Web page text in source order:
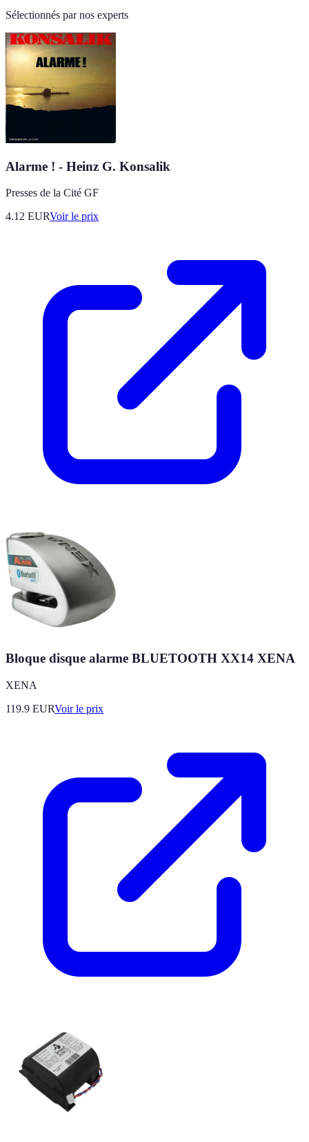
Sélectionnés par nos experts
Alarme ! - Heinz G. Konsalik
Presses de la Cité GF
4.12 EURVoir le prix
Bloque disque alarme BLUETOOTH XX14 XENA
XENA
119.9 EURVoir le prix